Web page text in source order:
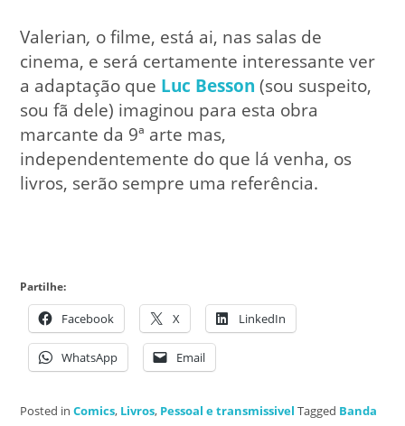
Valerian, o filme, está ai, nas salas de
cinema, e será certamente interessante ver
a adaptação que Luc Besson (sou suspeito,
sou fã dele) imaginou para esta obra
marcante da 9ª arte mas,
independentemente do que lá venha, os
livros, serão sempre uma referência.
Partilhe:
Facebook X LinkedIn
WhatsApp Email
Posted inComics, Livros, Pessoal e transmissivel Tagged Banda